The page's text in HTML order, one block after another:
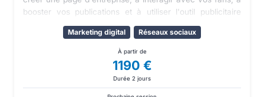
booster vos publications et à utiliser l'outil publicitaire
Facebook Ads pour cibler des audiences qualifiées.
Marketing digital Réseaux sociaux
À partir de
1190 €
Durée 2 jours